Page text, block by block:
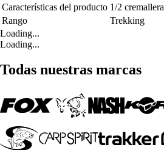
Características del producto 1/2 cremallera
Rango
Trekking
Loading...
Loading...
Todas nuestras marcas